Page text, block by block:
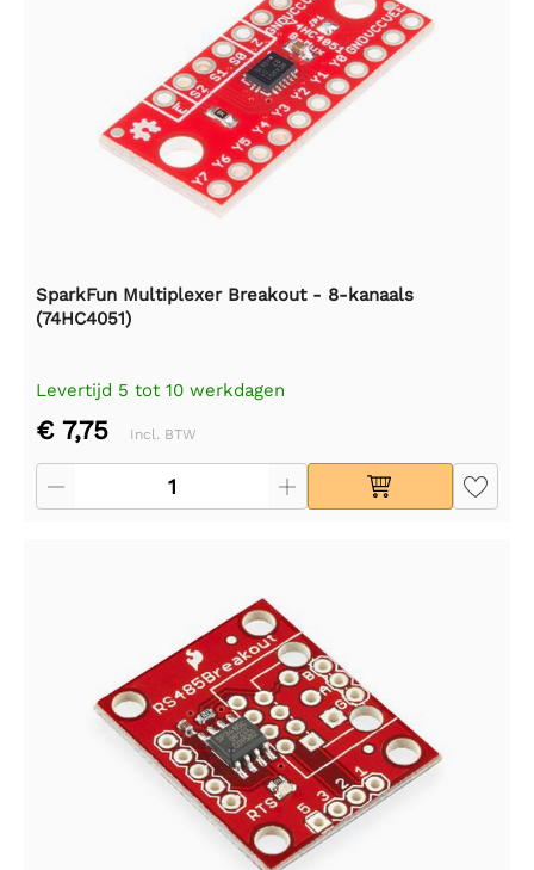
SparkFun Multiplexer Breakout - 8-kanaals
(74HC4051)
Levertijd 5 tot 10 werkdagen
€ 7,75 Incl. BTW